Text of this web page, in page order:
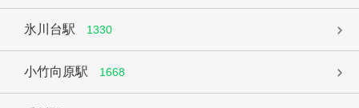
氷川台駅 1330
小竹向原駅 1668